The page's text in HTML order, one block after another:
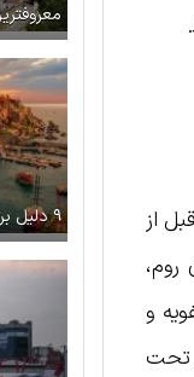
از
صفویه و
از تحت